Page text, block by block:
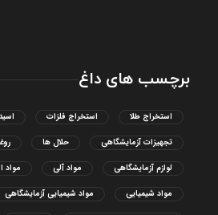
برچسب های داغ
استخراج طلا استخراج فلزات اسید
تجهیزات آزمایشگاهی حلال ها
لوازم آزمایشگاهی مواد آلی مواد
مواد شیمیایی مواد شیمیایی آزمایشگاهی